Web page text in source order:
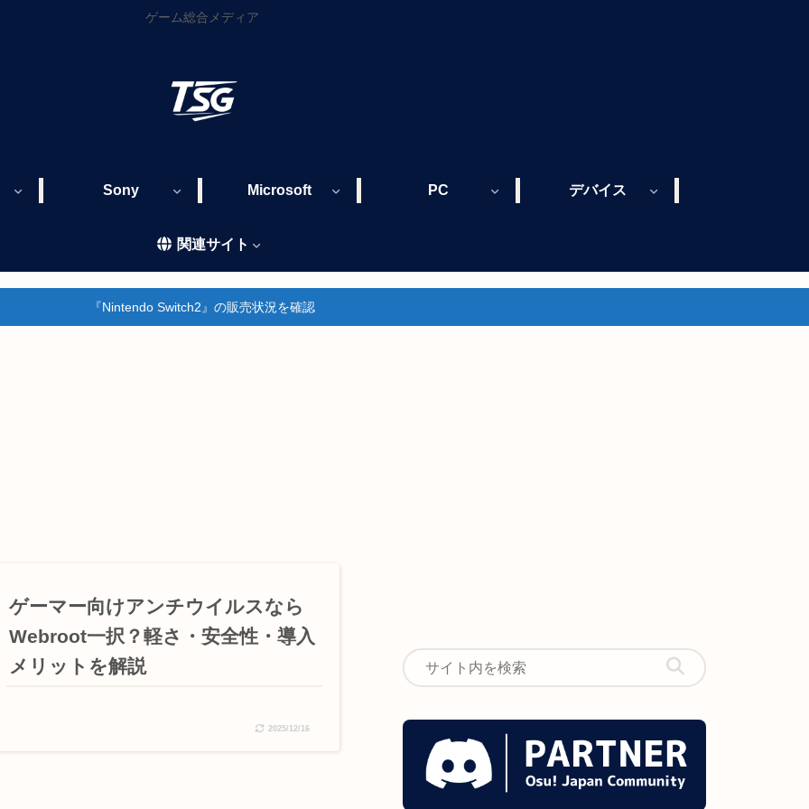
ゲーム総合メディア
Sony Microsoft PC デバイス
関連サイト
『Nintendo Switch2』の販売状況を確認
ゲーマー向けアンチウイルスなら
Webroot一択？軽さ・安全性・導入
メリットを解説
2025/12/16